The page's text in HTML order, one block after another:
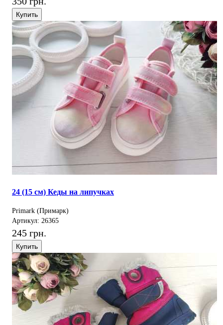
Купить
24 (15 см) Кеды на липучках
Primark (Примарк)
Артикул: 26365
245 грн.
Купить